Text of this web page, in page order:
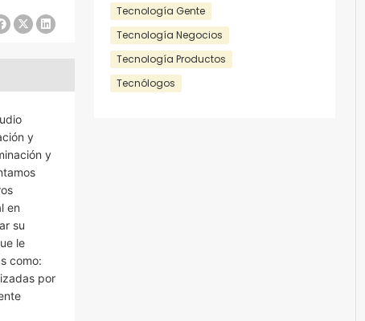
y
y
en
su
le
como:
por
Tecnología Gente
Tecnología Negocios
Tecnología Productos
Tecnólogos